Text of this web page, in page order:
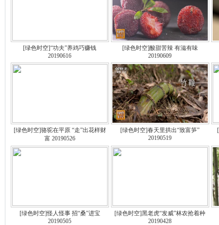
[绿色时空]“功夫”养鸡巧赚钱
20190616
[绿色时空]酸甜苦辣 有滋有味
20190609
[绿色时空]骆驼在平原 “走”出花样财
富 20190526
[绿色时空]春天里拱出“致富笋”
20190519
[绿色时空]怪人怪事 招“桑”进宝
20190505
[绿色时空]黑老虎“发威”林农抢着种
20190428